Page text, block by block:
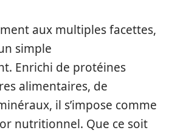
aux multiples facettes,
simple
Enrichi de protéines
alimentaires, de
il s’impose comme
nutritionnel. Que ce soit